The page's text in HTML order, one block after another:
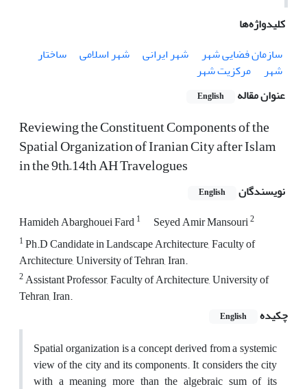
کلیدواژه‌ها
سازمان فضایی شهر
شهر ایرانی شهر اسلامی
ساختار
شهر
مرکزیت شهر
عنوان مقاله
English
Reviewing the Constituent Components of the
Spatial Organization of Iranian City after Islam
in the 9th–14th AH Travelogues
نویسندگان English
Hamideh Abarghouei Fard1 Seyed Amir Mansouri2
1Ph.D Candidate in Landscape Architecture, Faculty of
Architecture, University of Tehran, Iran.
2Assistant Professor, Faculty of Architecture, University of
Tehran, Iran.
چکیده
English
Spatial organization is a concept derived from a systemic
view of the city and its components. It considers the city
with a meaning more than the algebraic sum of its